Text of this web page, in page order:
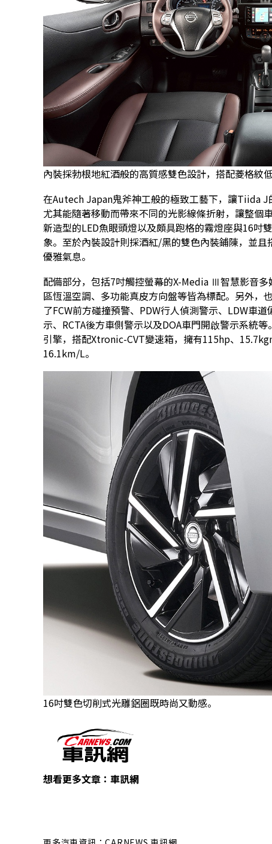
內裝採勃根地紅酒般的高質感雙色設計，搭配菱格紋
在Autech Japan鬼斧神工般的極致工藝下，讓Tiida J
尤其能隨著移動而帶來不同的光影線條折射，讓整個
新造型的LED魚眼頭燈以及頗具跑格的霧燈座與16吋
象。至於內裝設計則採酒紅/黑的雙色內裝鋪陳，並
優雅氣息。
配備部分，包括7吋觸控螢幕的X-Media Ⅲ智慧影音
區恆溫空調、多功能真皮方向盤等皆為標配。另外
了FCW前方碰撞預警、PDW行人偵測警示、LDW車
示、RCTA後方車側警示以及DOA車門開啟警示系統
引擎，搭配Xtronic-CVT變速箱，擁有115hp、
16.1km/L。
16吋雙色切削式光雕鋁圈既時尚又動感。
想看更多文章： 車訊網